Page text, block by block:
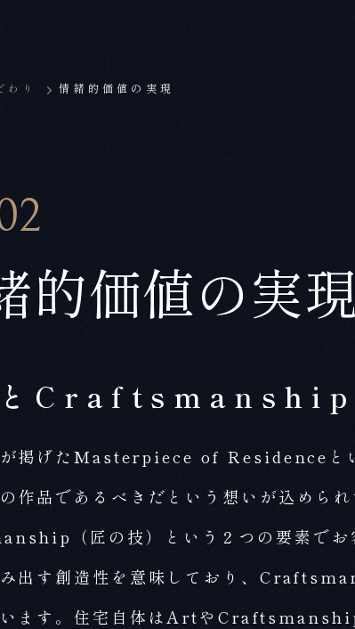
わり 情緒的価値の実現
的価値の実現
Craftsmanshipに
掲げたMasterpiece of Residenceと
作品であるべきだという想いが込めら
（匠の技）という２つの要素でお
出す創造性を意味しており、
ます。住宅自体はArtや